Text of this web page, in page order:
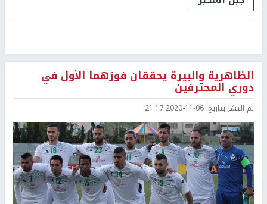
الظاهرية والبيرة يحققان فوزهما الأول في
دوري المحترفين
تم النشر بتاريخ: 2020-11-06 21:17